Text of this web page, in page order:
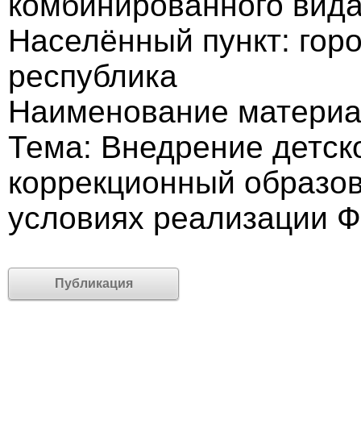
Населённый пункт:
республика
Наименование
Тема: Внедрение
коррекционный
условиях реализации
Публикация